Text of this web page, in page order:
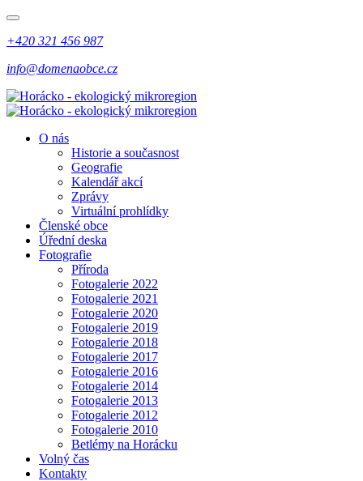
+420 321 456 987
info@domenaobce.cz
O nás
Historie a současnost
Geografie
Kalendář akcí
Zprávy
Virtuální prohlídky
Členské obce
Úřední deska
Fotografie
Příroda
Fotogalerie 2022
Fotogalerie 2021
Fotogalerie 2020
Fotogalerie 2019
Fotogalerie 2018
Fotogalerie 2017
Fotogalerie 2016
Fotogalerie 2014
Fotogalerie 2013
Fotogalerie 2012
Fotogalerie 2010
Betlémy na Horácku
Volný čas
Kontakty